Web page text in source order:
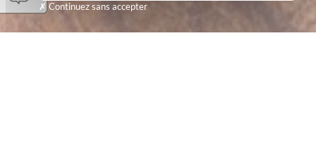
Continuez sans accepter